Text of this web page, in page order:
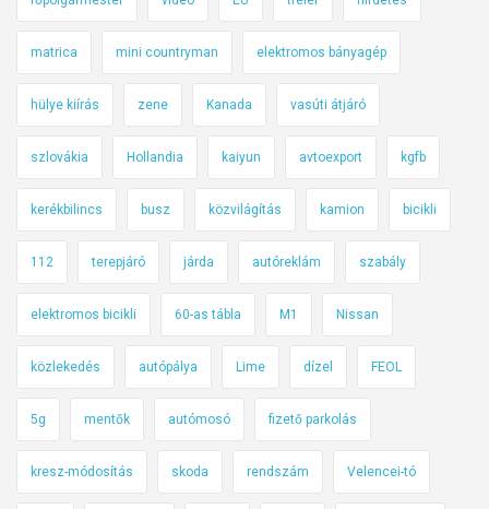
matrica mini countryman elektromos bányagép
hülye kiírás zene Kanada vasúti átjáró
szlovákia Hollandia kaiyun avtoexport kgfb
kerékbilincs busz közvilágítás kamion bicikli
112 terepjáró járda autóreklám szabály
elektromos bicikli 60-as tábla M1 Nissan
közlekedés autópálya Lime dízel FEOL
5g mentők autómosó fizető parkolás
kresz-módosítás skoda rendszám Velencei-tó